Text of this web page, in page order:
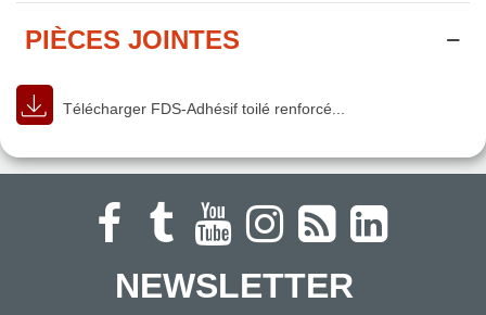
PIÈCES JOINTES
Télécharger FDS-Adhésif toilé renforcé...
NEWSLETTER